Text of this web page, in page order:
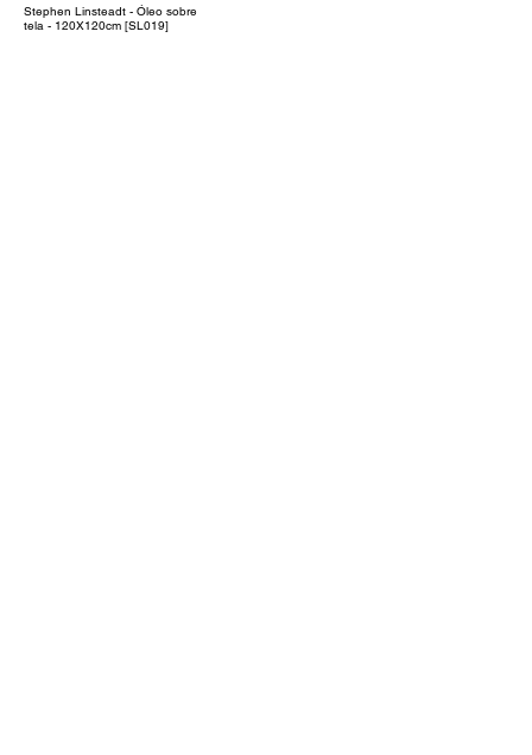
Stephen Linsteadt - Óleo sobre
tela - 120X120cm [SL019]